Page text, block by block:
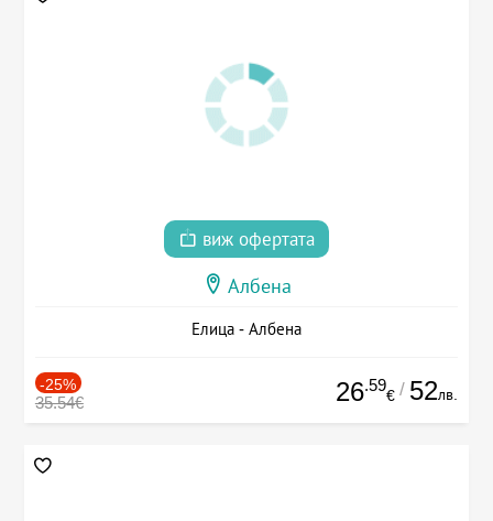
виж офертата
Албена
Елица - Албена
-25%
35.54€ 26.59
€ / 52лв.